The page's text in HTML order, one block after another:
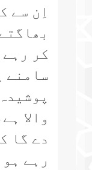
اِن سے
کر
سامنے
والا
دے گا
رہے ہو